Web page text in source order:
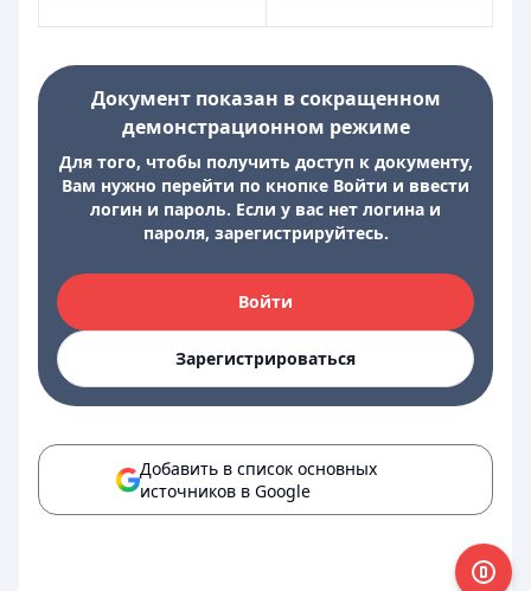
Документ показан в сокращенном
демонстрационном режиме
Для того, чтобы получить доступ к документу,
Вам нужно перейти по кнопке Войти и ввести
логин и пароль. Если у вас нет логина и
пароля, зарегистрируйтесь.
Войти
Зарегистрироваться
Добавить в список основных
источников в Google